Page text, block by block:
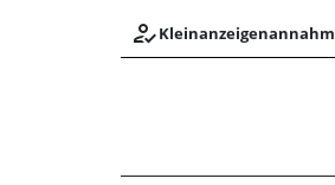
how_to_reg